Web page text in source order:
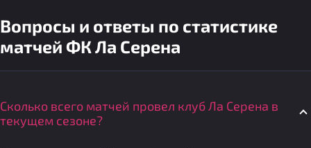
Вопросы и ответы по статистике
матчей ФК Ла Серена
Сколько всего матчей провел клуб Ла Серена в
текущем сезоне?